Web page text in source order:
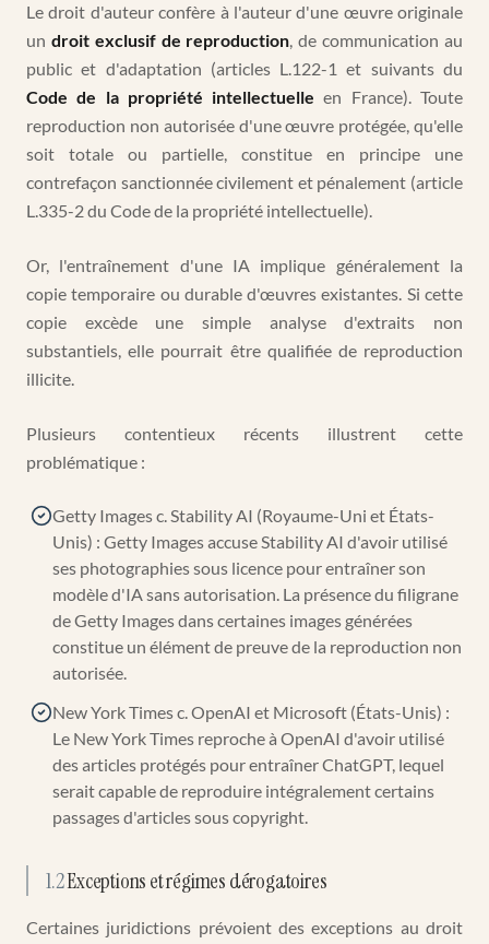
Le droit d'auteur confère à l'auteur d'une œuvre originale
un droit exclusif de reproduction, de communication au
public et d'adaptation (articles L.122-1 et suivants du
Code de la propriété intellectuelle en France). Toute
reproduction non autorisée d'une œuvre protégée, qu'elle
soit totale ou partielle, constitue en principe une
contrefaçon sanctionnée civilement et pénalement (article
L.335-2 du Code de la propriété intellectuelle).
Or, l'entraînement d'une IA implique généralement la
copie temporaire ou durable d'œuvres existantes. Si cette
copie excède une simple analyse d'extraits non
substantiels, elle pourrait être qualifiée de reproduction
illicite.
Plusieurs contentieux récents illustrent cette
problématique :
Getty Images c. Stability AI (Royaume-Uni et États-
Unis) : Getty Images accuse Stability AI d'avoir utilisé
ses photographies sous licence pour entraîner son
modèle d'IA sans autorisation. La présence du filigrane
de Getty Images dans certaines images générées
constitue un élément de preuve de la reproduction non
autorisée.
New York Times c. OpenAI et Microsoft (États-Unis) :
Le New York Times reproche à OpenAI d'avoir utilisé
des articles protégés pour entraîner ChatGPT, lequel
serait capable de reproduire intégralement certains
passages d'articles sous copyright.
1.2Exceptions et régimes dérogatoires
Certaines juridictions prévoient des exceptions au droit